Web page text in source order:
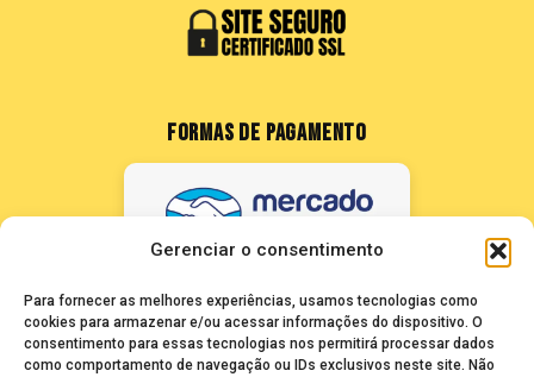
Gerenciar o consentimento
Para fornecer as melhores experiências, usamos tecnologias como
cookies para armazenar e/ou acessar informações do dispositivo. O
consentimento para essas tecnologias nos permitirá processar dados
como comportamento de navegação ou IDs exclusivos neste site. Não
FORMAS DE PAGAMENTO